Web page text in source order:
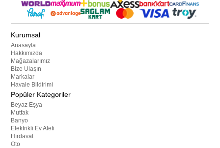
Kurumsal
Anasayfa
Hakkımızda
Mağazalarımız
Bize Ulaşın
Markalar
Havale Bildirimi
Popüler Kategoriler
Beyaz Eşya
Mutfak
Banyo
Elektrikli Ev Aleti
Hırdavat
Oto